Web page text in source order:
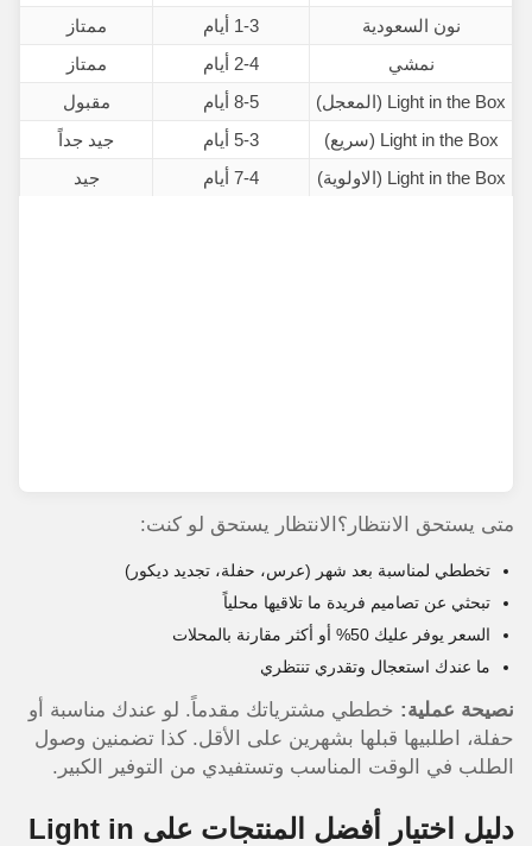
نون السعودية
1-3 أيام
ممتاز
نمشي
2-4 أيام
ممتاز
Light in the Box (المعجل)
8-5 أيام
مقبول
Light in the Box (سريع)
5-3 أيام
جيد جداً
Light in the Box (الاولوية)
7-4 أيام جيد
متى يستحق الانتظار؟الانتظار يستحق لو كنت:
تخططي لمناسبة بعد شهر (عرس، حفلة، تجديد ديكور)
تبحثي عن تصاميم فريدة ما تلاقيها محلياً
السعر يوفر عليك 50% أو أكثر مقارنة بالمحلات
ما عندك استعجال وتقدري تنتظري
نصيحة عملية: خططي مشترياتك مقدماً. لو عندك مناسبة أو
حفلة، اطلبيها قبلها بشهرين على الأقل. كذا تضمنين وصول
الطلب في الوقت المناسب وتستفيدي من التوفير الكبير.
دليل اختيار أفضل المنتجات على Light in